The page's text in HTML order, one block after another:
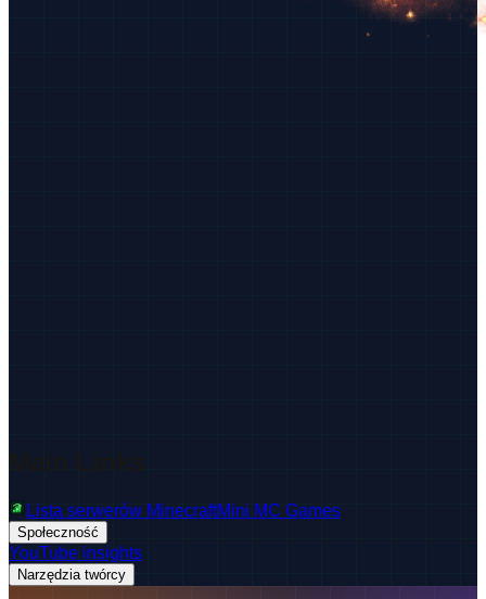
Lista serwerów MinecraftMini MC Games
Społeczność
YouTube insights
Narzędzia twórcy